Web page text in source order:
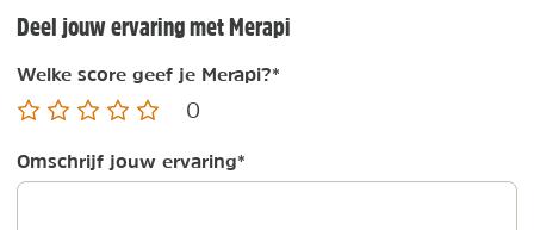
Deel jouw ervaring met Merapi
Welke score geef je Merapi?*
0
Omschrijf jouw ervaring*